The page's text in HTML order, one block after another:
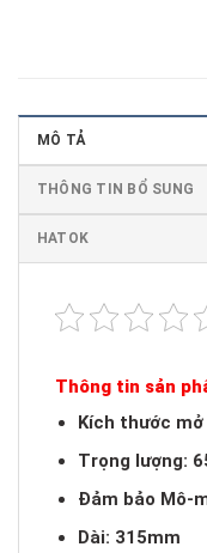
MÔ TẢ
THÔNG TIN BỔ SUNG
HATOK
Thông tin sản
Kích thước
Trọng lượng:
Đảm bảo Mô-
Dài: 315mm